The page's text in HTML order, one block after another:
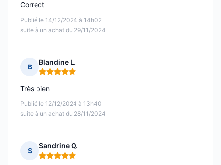
Publié le 14/12/2024 à 14h02
suite à un achat du 29/11/2024
Correct
B
Blandine L.
Note : 5 sur 5
Publié le 12/12/2024 à 13h40
suite à un achat du 28/11/2024
Très bien
S
Sandrine Q.
Note : 5 sur 5